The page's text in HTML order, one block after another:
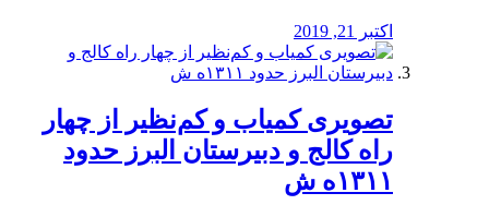
اکتبر 21, 2019
️تصویری کمیاب و کم‌نظیر از چهار
راه كالج و دبيرستان البرز حدود
۱۳۱۱ه ش